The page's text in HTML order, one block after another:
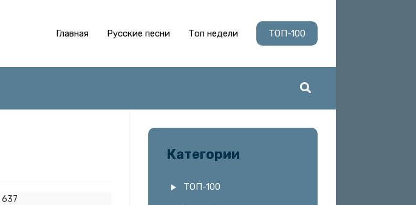
Главная Русские песни Топ недели ТОП-100
637
Категории
ТОП-100